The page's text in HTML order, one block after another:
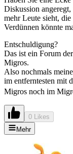
Diskussion
mehr Leute sieht,
Verdünnen könnte
Entschuldigung?
Das ist ein Forum
Migros.
Also nochmals
im entferntesten mit
Migros noch im
0 Likes
Mehr